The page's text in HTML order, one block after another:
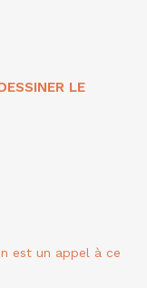
LE
est un appel à ce